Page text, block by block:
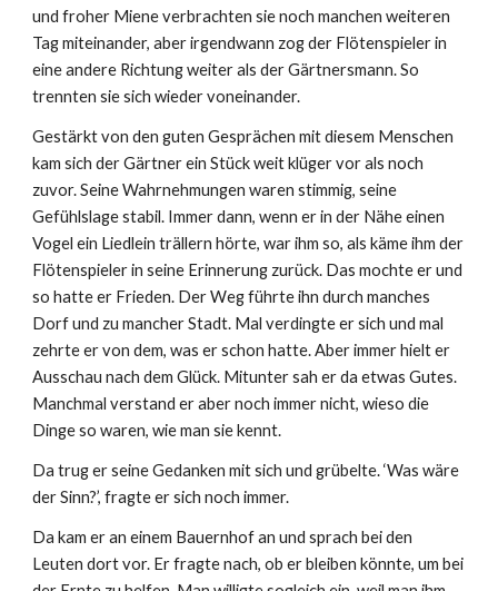
und froher Miene verbrachten sie noch manchen weiteren
Tag miteinander, aber irgendwann zog der Flötenspieler in
eine andere Richtung weiter als der Gärtnersmann. So
trennten sie sich wieder voneinander.
Gestärkt von den guten Gesprächen mit diesem Menschen
kam sich der Gärtner ein Stück weit klüger vor als noch
zuvor. Seine Wahrnehmungen waren stimmig, seine
Gefühlslage stabil. Immer dann, wenn er in der Nähe einen
Vogel ein Liedlein trällern hörte, war ihm so, als käme ihm der
Flötenspieler in seine Erinnerung zurück. Das mochte er und
so hatte er Frieden. Der Weg führte ihn durch manches
Dorf und zu mancher Stadt. Mal verdingte er sich und mal
zehrte er von dem, was er schon hatte. Aber immer hielt er
Ausschau nach dem Glück. Mitunter sah er da etwas Gutes.
Manchmal verstand er aber noch immer nicht, wieso die
Dinge so waren, wie man sie kennt.
Da trug er seine Gedanken mit sich und grübelte. ‘Was wäre
der Sinn?’, fragte er sich noch immer.
Da kam er an einem Bauernhof an und sprach bei den
Leuten dort vor. Er fragte nach, ob er bleiben könnte, um bei